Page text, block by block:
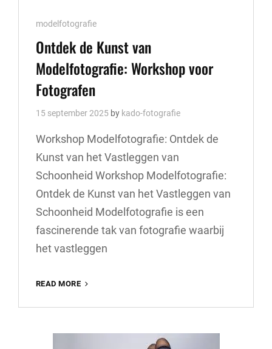
Cat
Links
modelfotografie
Ontdek de Kunst van
Modelfotografie: Workshop voor
Fotografen
15 september 2025 by kado-fotografie
Workshop Modelfotografie: Ontdek de
Kunst van het Vastleggen van
Schoonheid Workshop Modelfotografie:
Ontdek de Kunst van het Vastleggen van
Schoonheid Modelfotografie is een
fascinerende tak van fotografie waarbij
het vastleggen
READ MORE
KUNST
MODELFOTOGRAFIE: